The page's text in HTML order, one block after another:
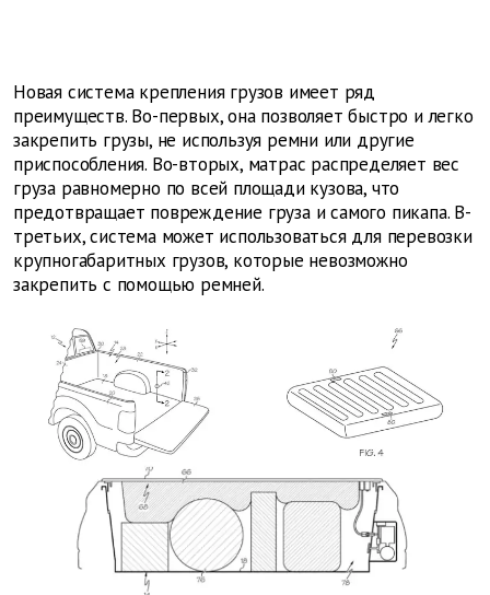
Новая система крепления грузов имеет ряд
преимуществ. Во-первых, она позволяет быстро и легко
закрепить грузы, не используя ремни или другие
приспособления. Во-вторых, матрас распределяет вес
груза равномерно по всей площади кузова, что
предотвращает повреждение груза и самого пикапа. В-
третьих, система может использоваться для перевозки
крупногабаритных грузов, которые невозможно
закрепить с помощью ремней.